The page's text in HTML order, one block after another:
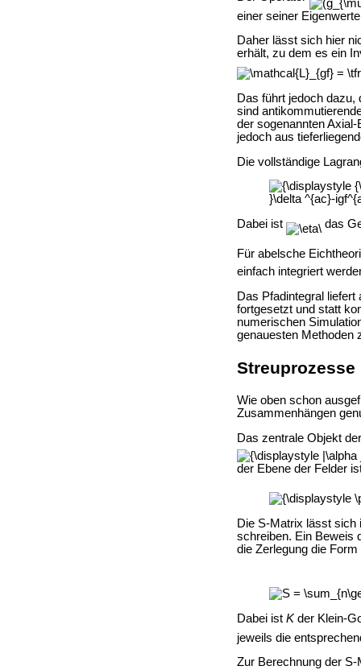
einer seiner
Daher lässt sich hier
erhält, zu dem es ein
Das führt jedoch
sind
der sogenanntenAxial-
jedoch aus
Die vollständige
Dabei ist das
Für abelsche
einfach integriert
Das Pfadintegral
fortgesetzt und statt
numerischen
genauesten Methoden
Streuprozesse
Wie oben schon
Zusammenhängen
Das zentrale Objekt
der Ebene der Felder
Die S-Matrix lässt
schreiben. Ein Beweis
die Zerlegung die Form
Dabei ist Kder Klein-
jeweils die
Zur Berechnung der